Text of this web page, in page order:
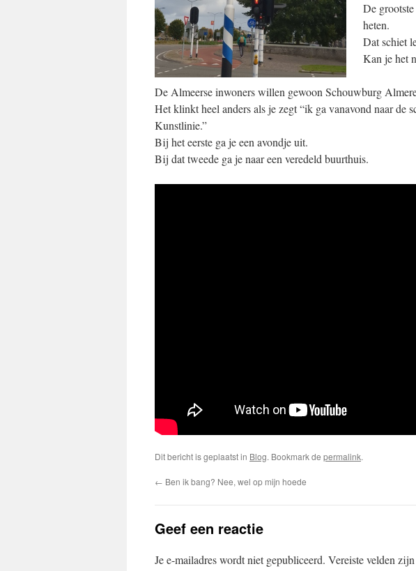
De
heten.
Dat schiet
Kan je het
De Almeerse inwoners willen gewoon Schouwburg
Het klinkt heel anders als je zegt “ik ga vanavond naar de
Kunstlinie.”
Bij het eerste ga je een avondje uit.
Bij dat tweede ga je naar een veredeld buurthuis.
Dit bericht is geplaatst in Blog. Bookmark de permalink.
← Ben ik bang? Nee, wel op mijn hoede
Geef een reactie
Je e-mailadres wordt niet gepubliceerd. Vereiste velden